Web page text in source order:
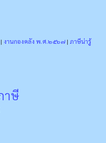
| งานกองคลัง พ.ศ.๒๕๖๗ | ภาษีน่ารู้
าษี